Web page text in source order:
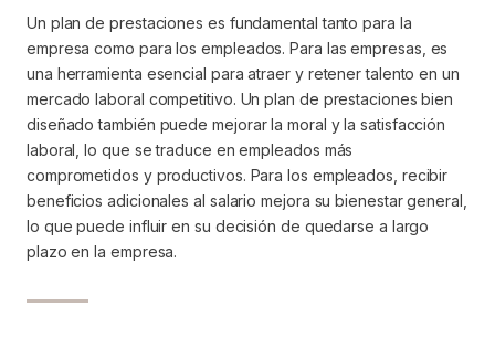
Un plan de prestaciones es fundamental tanto para la
empresa como para los empleados. Para las empresas, es
una herramienta esencial para atraer y retener talento en un
mercado laboral competitivo. Un plan de prestaciones bien
diseñado también puede mejorar la moral y la satisfacción
laboral, lo que se traduce en empleados más
comprometidos y productivos. Para los empleados, recibir
beneficios adicionales al salario mejora su bienestar general,
lo que puede influir en su decisión de quedarse a largo
plazo en la empresa.